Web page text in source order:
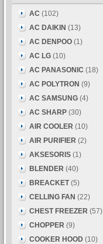
AC (102)
AC DAIKIN (13)
AC DENPOO (1)
AC LG (10)
AC PANASONIC (18)
AC POLYTRON (9)
AC SAMSUNG (4)
AC SHARP (30)
AIR COOLER (10)
AIR PURIFIER (2)
AKSESORIS (1)
BLENDER (40)
BREACKET (5)
CELLING FAN (22)
CHEST FREEZER (57)
CHOPPER (9)
COOKER HOOD (10)